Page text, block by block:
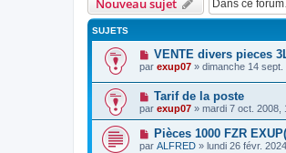
SUJETS
VENTE divers pieces
par exup07 » dimanche 14 sept.
Tarif de la poste
par exup07 » mardi 7 oct. 2008,
Pièces 1000 FZR
par ALFRED » lundi 26 févr.